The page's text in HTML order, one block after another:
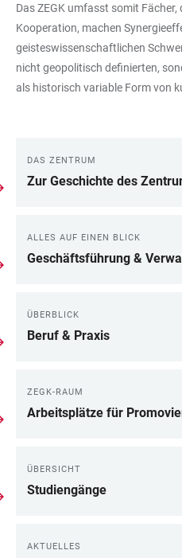
Das ZEGK umfasst somit
Kooperation, machen
geisteswissenschaftlichen
nicht geopolitisch definierten,
als historisch variable Form von
LINKS
DAS ZENTRUM
Zur Geschichte des
ALLES AUF EINEN BLICK
Geschäftsführung &
ÜBERBLICK
Beruf & Praxis
ZEGK-RAUM
Arbeitsplätze für
ÜBERSICHT
Studiengänge
AKTUELLES